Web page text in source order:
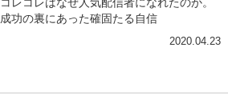
成功の裏にあった確固たる自信
2020.04.23